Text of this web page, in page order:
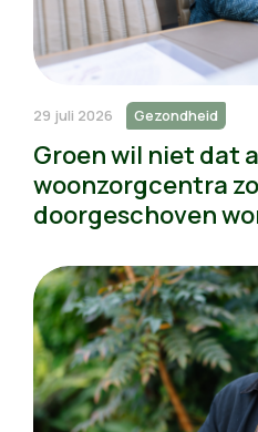
29 juli 2026 Gezondheid
Groen wil niet dat
woonzorgcentra
doorgeschoven